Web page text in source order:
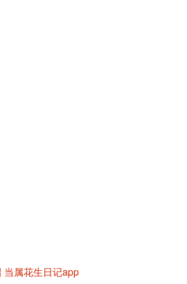
当属花生日记app